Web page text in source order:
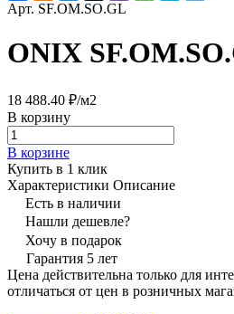
Арт. SF.OM.SO.GL
ONIX
18 488.40 ₽/м2
В корзину
В корзине
Купить в 1 клик
Характеристики Описание
Есть в наличии
Нашли дешевле?
Хочу в подарок
Гарантия 5 лет
Цена действительна только для
отличаться от цен в розничных